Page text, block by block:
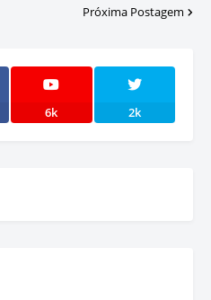
Próxima Postagem
6k 2k